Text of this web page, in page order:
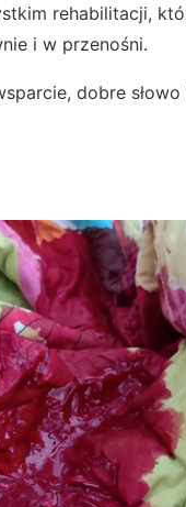
rehabilitacji,
i w przenośni.
dobre